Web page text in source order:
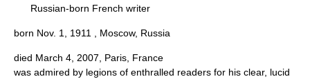
Russian-born French writer
born Nov. 1, 1911 , Moscow, Russia
died March 4, 2007, Paris, France
was admired by legions of enthralled readers for his clear, lucid